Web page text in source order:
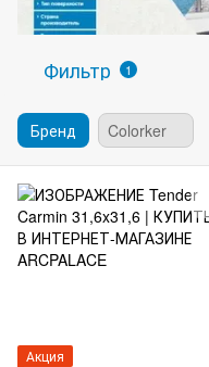
Фильтр 1
Бренд Colorker
Акция